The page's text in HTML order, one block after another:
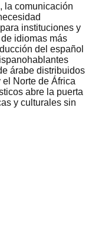
la comunicación
instituciones y
idiomas más
del español
árabe distribuidos
Norte de África
abre la puerta
y culturales sin